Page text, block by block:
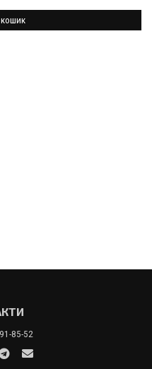
85-52